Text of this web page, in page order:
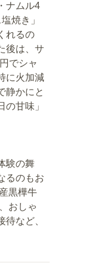
ナムル4
焼き」
れるの
後は、サ
でシャ
に火加減
静かにと
甘味」
験の舞
るのもお
黒樺牛
おしゃ
など、